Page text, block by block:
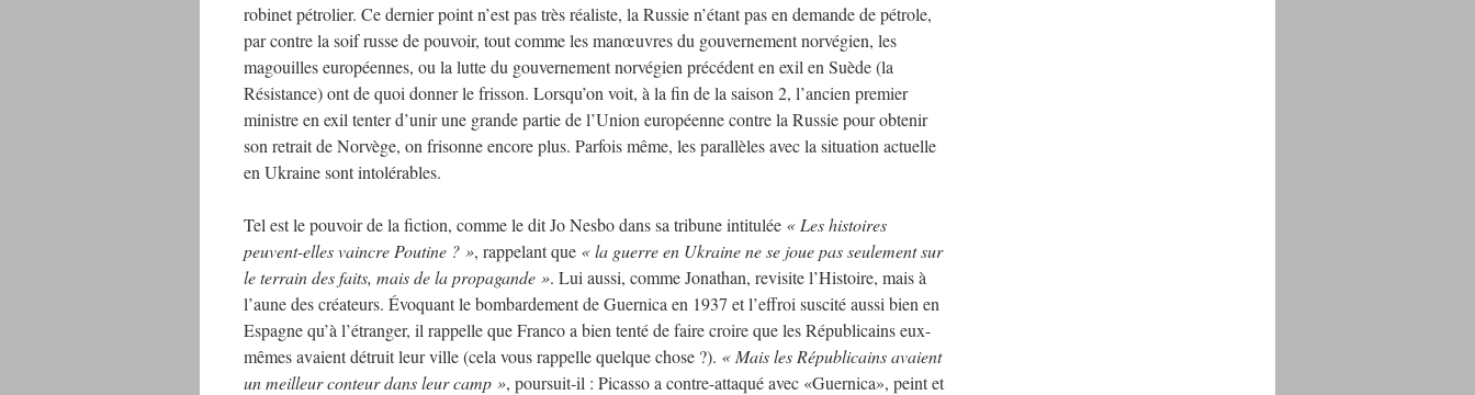
robinet pétrolier. Ce dernier point n’est pas très réaliste, la Russie n’étant pas en demande de pétrole,
par contre la soif russe de pouvoir, tout comme les manœuvres du gouvernement norvégien, les
magouilles européennes, ou la lutte du gouvernement norvégien précédent en exil en Suède (la
Résistance) ont de quoi donner le frisson. Lorsqu’on voit, à la fin de la saison 2, l’ancien premier
ministre en exil tenter d’unir une grande partie de l’Union européenne contre la Russie pour obtenir
son retrait de Norvège, on frisonne encore plus. Parfois même, les parallèles avec la situation actuelle
en Ukraine sont intolérables.
Tel est le pouvoir de la fiction, comme le dit Jo Nesbo dans sa tribune intitulée « Les histoires
peuvent-elles vaincre Poutine ? », rappelant que « la guerre en Ukraine ne se joue pas seulement sur
le terrain des faits, mais de la propagande ». Lui aussi, comme Jonathan, revisite l’Histoire, mais à
l’aune des créateurs. Évoquant le bombardement de Guernica en 1937 et l’effroi suscité aussi bien en
Espagne qu’à l’étranger, il rappelle que Franco a bien tenté de faire croire que les Républicains eux-
mêmes avaient détruit leur ville (cela vous rappelle quelque chose ?). « Mais les Républicains avaient
un meilleur conteur dans leur camp », poursuit-il : Picasso a contre-attaqué avec «Guernica», peint et